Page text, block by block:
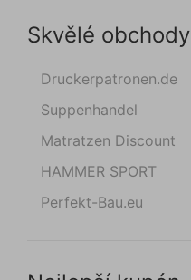
Skvělé obchody
Druckerpatronen.de
Suppenhandel
Matratzen Discount
HAMMER SPORT
Perfekt-Bau.eu